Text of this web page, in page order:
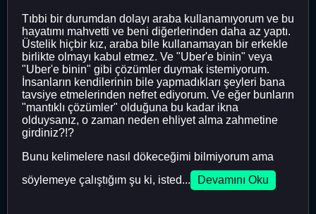
Tıbbi bir durumdan dolayı araba kullanamıyorum ve bu
hayatımı mahvetti ve beni diğerlerinden daha az yaptı.
Üstelik hiçbir kız, araba bile kullanamayan bir erkekle
birlikte olmayı kabul etmez. Ve "Uber'e binin" veya
"Uber'e binin" gibi çözümler duymak istemiyorum.
İnsanların kendilerinin bile yapmadıkları şeyleri bana
tavsiye etmelerinden nefret ediyorum. Ve eğer bunların
"mantıklı çözümler" olduğuna bu kadar ikna
olduysanız, o zaman neden ehliyet alma zahmetine
girdiniz?!?
Bunu kelimelere nasıl dökeceğimi bilmiyorum ama
söylemeye çalıştığım şu ki, isted...
Devamını Oku